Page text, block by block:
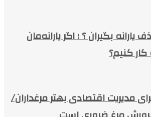
بگیران ؟ ؛ اگر یارانه‌مان
کنیم؟
مدیریت اقتصادی بهتر مرغداران/